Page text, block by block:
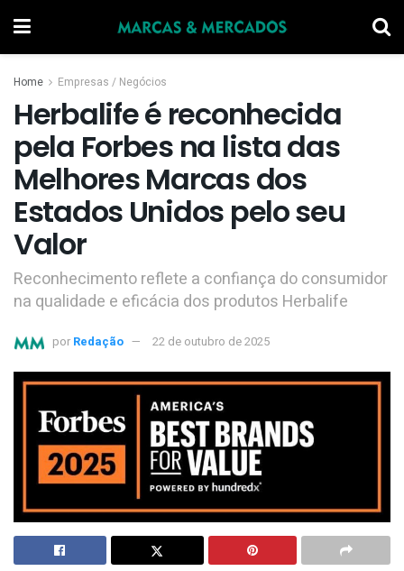
Home Empresas / Negócios
Herbalife é reconhecida
pela Forbes na lista das
Melhores Marcas dos
Estados Unidos pelo seu
Valor
Reconhecimento reflete a confiança do consumidor
na qualidade e eficácia dos produtos Herbalife
por Redação 22 de outubro de 2025